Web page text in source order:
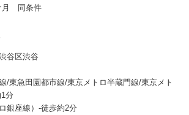
月 同条件
谷区渋谷
/東急田園都市線/東京メトロ半蔵門線/東京メト
分
銀座線）-徒歩約2分